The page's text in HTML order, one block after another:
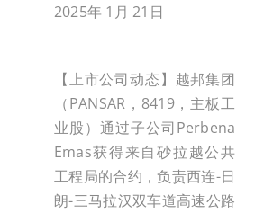
2025年 1月 21日
【上市公司动态】越邦集团
（PANSAR，8419，主板工
业股）通过子公司Perbena
Emas获得来自砂拉越公共
工程局的合约，负责西连-日
朗-三马拉汉双车道高速公路